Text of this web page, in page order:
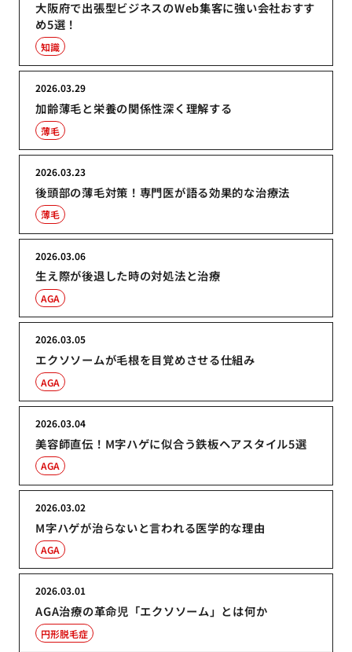
大阪府で出張型ビジネスのWeb集客に強い会社おすす
め5選！
知識
加齢薄毛と栄養の関係性深く理解する
2026.03.29
薄毛
後頭部の薄毛対策！専門医が語る効果的な治療法
2026.03.23
薄毛
生え際が後退した時の対処法と治療
2026.03.06
AGA
エクソソームが毛根を目覚めさせる仕組み
2026.03.05
AGA
美容師直伝！M字ハゲに似合う鉄板ヘアスタイル5選
2026.03.04
AGA
M字ハゲが治らないと言われる医学的な理由
2026.03.02
AGA
AGA治療の革命児「エクソソーム」とは何か
2026.03.01
円形脱毛症